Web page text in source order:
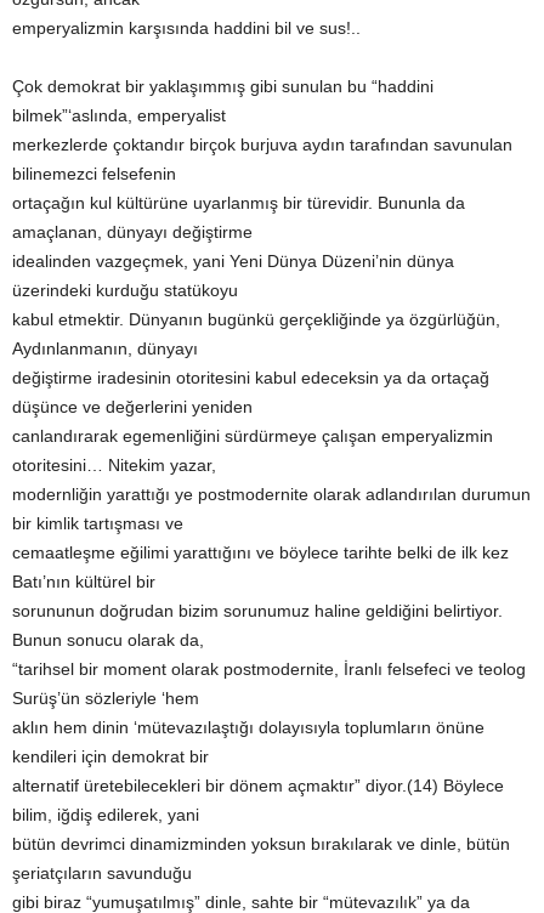
emperyalizmin karşısında haddini bil ve sus!..
Çok demokrat bir yaklaşımmış gibi sunulan bu “haddini
bilmek”‘aslında, emperyalist
merkezlerde çoktandır birçok burjuva aydın tarafından savunulan
bilinemezci felsefenin
ortaçağın kul kültürüne uyarlanmış bir türevidir. Bununla da
amaçlanan, dünyayı değiştirme
idealinden vazgeçmek, yani Yeni Dünya Düzeni’nin dünya
üzerindeki kurduğu statükoyu
kabul etmektir. Dünyanın bugünkü gerçekliğinde ya özgürlüğün,
Aydınlanmanın, dünyayı
değiştirme iradesinin otoritesini kabul edeceksin ya da ortaçağ
düşünce ve değerlerini yeniden
canlandırarak egemenliğini sürdürmeye çalışan emperyalizmin
otoritesini… Nitekim yazar,
modernliğin yarattığı ye postmodernite olarak adlandırılan durumun
bir kimlik tartışması ve
cemaatleşme eğilimi yarattığını ve böylece tarihte belki de ilk kez
Batı’nın kültürel bir
sorununun doğrudan bizim sorunumuz haline geldiğini belirtiyor.
Bunun sonucu olarak da,
“tarihsel bir moment olarak postmodernite, İranlı felsefeci ve teolog
Surüş’ün sözleriyle ‘hem
aklın hem dinin ‘mütevazılaştığı dolayısıyla toplumların önüne
kendileri için demokrat bir
alternatif üretebilecekleri bir dönem açmaktır” diyor.(14) Böylece
bilim, iğdiş edilerek, yani
bütün devrimci dinamizminden yoksun bırakılarak ve dinle, bütün
şeriatçıların savunduğu
gibi biraz “yumuşatılmış” dinle, sahte bir “mütevazılık” ya da